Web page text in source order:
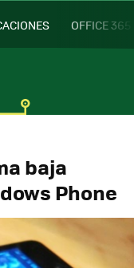
OFFICE 365
baja
Phone